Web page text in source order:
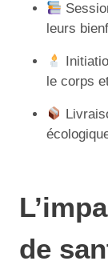
leurs
le corps
de